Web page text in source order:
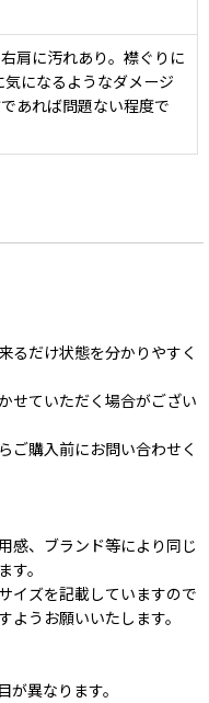
肩に汚れあり。襟ぐりに
になるようなダメージ
あれば問題ない程度で
るだけ状態を分かりやすく
せていただく場合がござい
ご購入前にお問い合わせく
感、ブランド等により同じ
。
イズを記載していますので
うお願いいたします。
が異なります。